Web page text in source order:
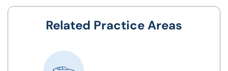
Related Practice Areas